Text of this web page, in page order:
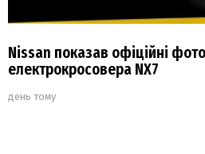
Nissan показав офіційні
електрокросовера NX7
день тому